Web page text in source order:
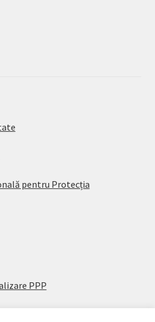
pentru Protecția
PPP